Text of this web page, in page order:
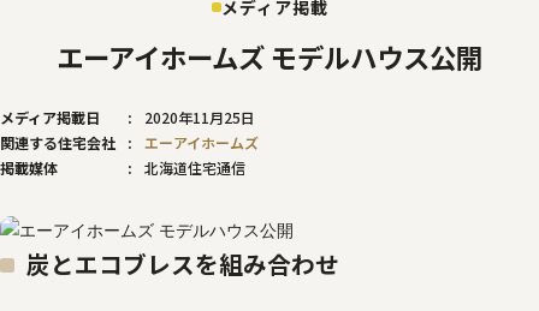
札幌(石狩･空知･後志)版
旭川(上川･留萌･宗谷)版
函館(渡島･檜山)版
帯広(十勝)版
北見(オホーツク)版
メディア掲載
エーアイホームズ モデルハウス公開
メディア掲載日
2020年11月25日
関連する住宅会社
エーアイホームズ
掲載媒体
北海道住宅通信
炭とエコブレスを組み合わせ